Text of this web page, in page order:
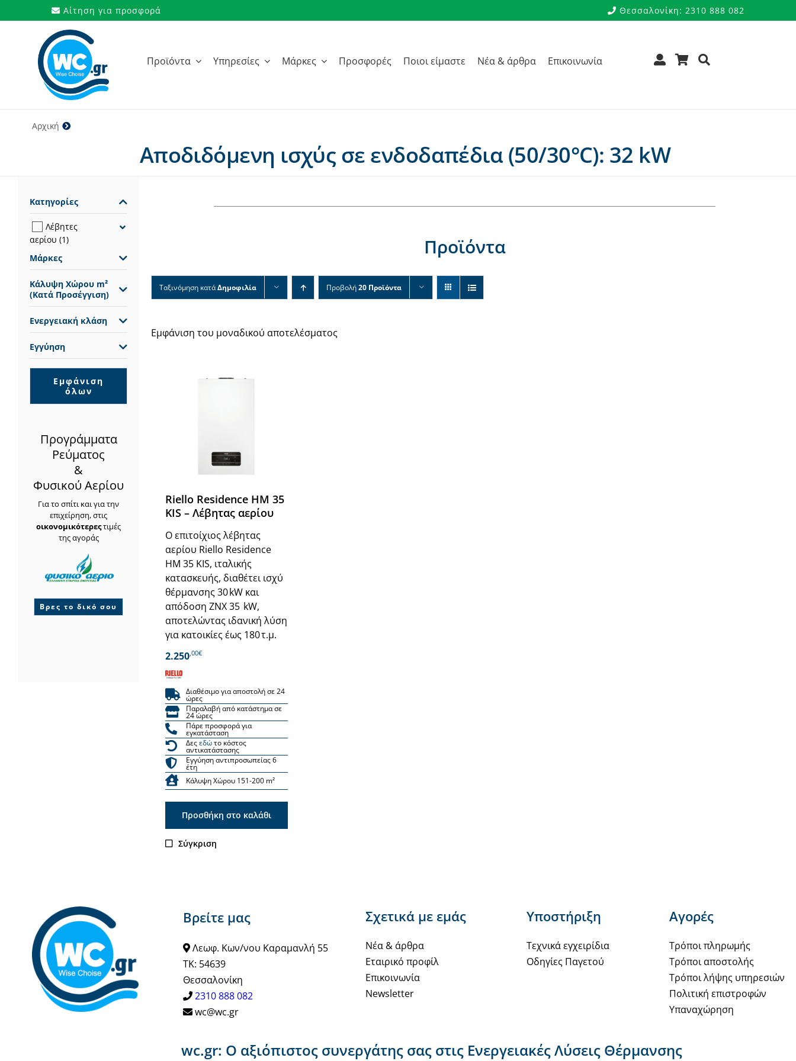
στο
περιεχόμενο
Αίτηση για προσφορά Θεσσαλονίκη: 2310 888 082
Προϊόντα Υπηρεσίες Μάρκες Προσφορές Ποιοι είμαστε Νέα & άρθρα Επικοινωνία
Αρχική
Αποδιδόμενη ισχύς σε ενδοδαπέδια (50/30°C): 32 kW
Προϊόντα
Ταξινόμηση κατάΔημοφιλία Προβολή20 Προϊόντα
Εμφάνιση του μοναδικού αποτελέσματος
Riello Residence ΗΜ 35
KIS – Λέβητας αερίου
Ο επιτοίχιος λέβητας
αερίου Riello Residence
HM 35 KIS, ιταλικής
κατασκευής, διαθέτει ισχύ
θέρμανσης 30 kW και
απόδοση ΖΝΧ 35 kW,
αποτελώντας ιδανική λύση
για κατοικίες έως 180 τ.μ.
2.250,00€
Διαθέσιμο για αποστολή σε 24
ώρες
Παραλαβή από κατάστημα σε
24 ώρες
Πάρε προσφορά για
εγκατάσταση
Δεςεδώτο κόστος
αντικατάστασης
Εγγύηση αντιπροσωπείας 6
έτη
Κάλυψη Χώρου 151-200 m²
Προσθήκη στο καλάθι
Σύγκριση
Κατηγορίες
Λέβητες
αερίου (1)
Μάρκες
Κάλυψη Χώρου m²
(Κατά Προσέγγιση)
Ενεργειακή κλάση
Εγγύηση
Εμφάνιση
όλων
Προγράμματα
Ρεύματος
&
Φυσικού Αερίου
Για το σπίτι και για την
επιχείρηση, στις
οικονομικότερεςτιμές
της αγοράς
Βρες το δικό σου
Βρείτε μας
Λεωφ. Κων/νου Καραμανλή 55
ΤΚ: 54639
Θεσσαλονίκη
2310 888 082
wc@wc.gr
Σχετικά με εμάς
Νέα & άρθρα
Εταιρικό προφίλ
Επικοινωνία
Newsletter
Υποστήριξη
Τεχνικά εγχειρίδια
Οδηγίες Παγετού
Αγορές
Τρόποι πληρωμής
Τρόποι αποστολής
Τρόποι λήψης υπηρεσιών
Πολιτική επιστροφών
Υπαναχώρηση
wc.gr: Ο αξιόπιστος συνεργάτης σας στις Ενεργειακές Λύσεις Θέρμανσης